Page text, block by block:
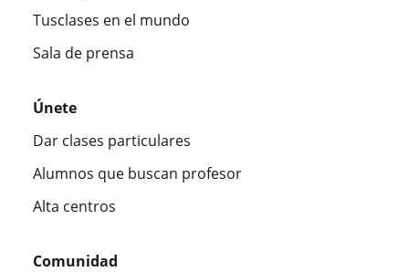
Tusclases en el mundo
Sala de prensa
Únete
Dar clases particulares
Alumnos que buscan profesor
Alta centros
Comunidad